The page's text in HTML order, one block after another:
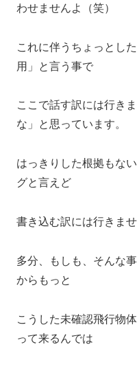
わせませんよ（笑）
これに伴うちょっとし
用」と言う事で
ここで話す訳には行き
な」と思っています。
はっきりした根拠もな
グと言えど
書き込む訳には行きませ
多分、もしも、そんな
からもっと
こうした未確認飛行物
って来るんでは